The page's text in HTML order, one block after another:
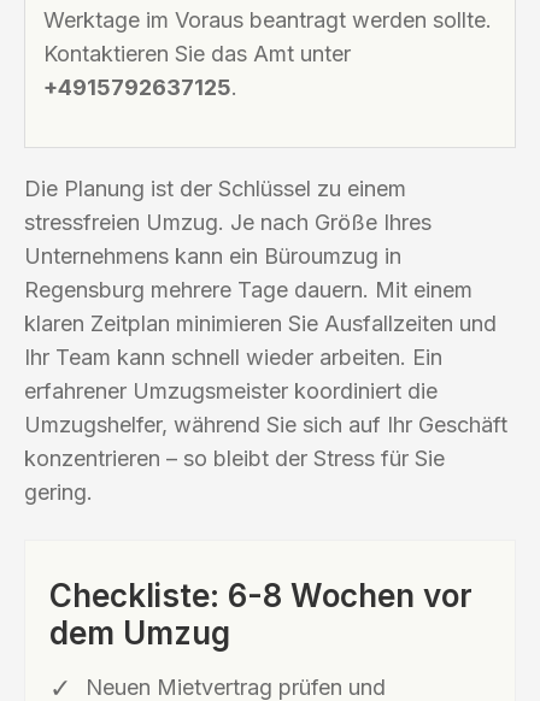
Werktage im Voraus beantragt werden sollte.
Kontaktieren Sie das Amt unter
+4915792637125.
Die Planung ist der Schlüssel zu einem
stressfreien Umzug. Je nach Größe Ihres
Unternehmens kann ein Büroumzug in
Regensburg mehrere Tage dauern. Mit einem
klaren Zeitplan minimieren Sie Ausfallzeiten und
Ihr Team kann schnell wieder arbeiten. Ein
erfahrener Umzugsmeister koordiniert die
Umzugshelfer, während Sie sich auf Ihr Geschäft
konzentrieren – so bleibt der Stress für Sie
gering.
Checkliste: 6-8 Wochen vor
dem Umzug
Neuen Mietvertrag prüfen und